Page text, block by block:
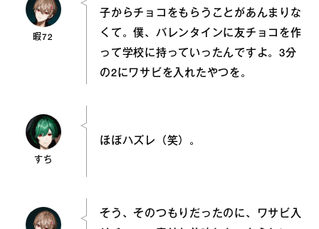
暇72
子からチョコをもらうことがあんまりな
くて。僕、バレンタインに友チョコを作
って学校に持っていったんですよ。3分
の2にワサビを入れたやつを。
すち
ほぼハズレ（笑）。
そう、そのつもりだったのに、ワサビ入